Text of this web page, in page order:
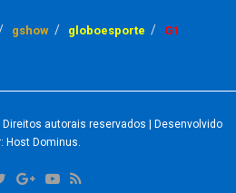
gshow globoesporte G1
autorais reservados | Desenvolvido
Host Dominus.